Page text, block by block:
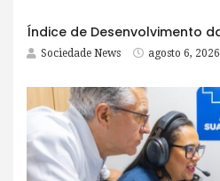
Sociedade News agosto 6, 2026